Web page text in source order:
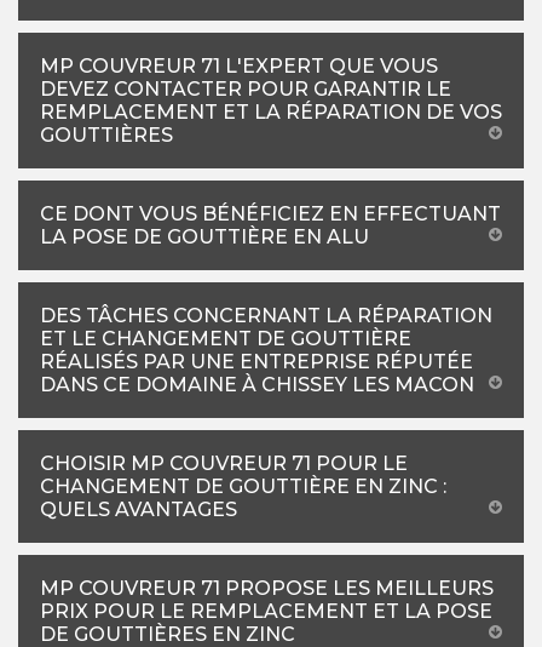
MP COUVREUR 71 L'EXPERT QUE VOUS
DEVEZ CONTACTER POUR GARANTIR LE
REMPLACEMENT ET LA RÉPARATION DE VOS
GOUTTIÈRES
CE DONT VOUS BÉNÉFICIEZ EN EFFECTUANT
LA POSE DE GOUTTIÈRE EN ALU
DES TÂCHES CONCERNANT LA RÉPARATION
ET LE CHANGEMENT DE GOUTTIÈRE
RÉALISÉS PAR UNE ENTREPRISE RÉPUTÉE
DANS CE DOMAINE À CHISSEY LES MACON
CHOISIR MP COUVREUR 71 POUR LE
CHANGEMENT DE GOUTTIÈRE EN ZINC :
QUELS AVANTAGES
MP COUVREUR 71 PROPOSE LES MEILLEURS
PRIX POUR LE REMPLACEMENT ET LA POSE
DE GOUTTIÈRES EN ZINC